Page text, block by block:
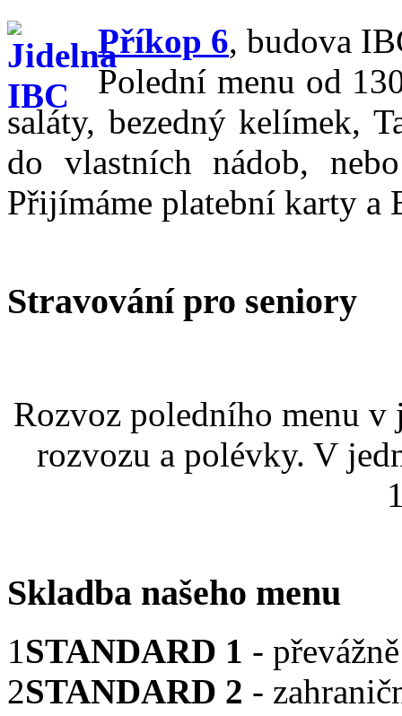
Příkop 6, budova
Polední menu od
saláty, bezedný kelímek,
do vlastních nádob,
Přijímáme platební karty a
Stravování pro seniory
Rozvoz poledního menu
rozvozu a polévky. V
Skladba našeho menu
1STANDARD 1 -
2STANDARD 2 -